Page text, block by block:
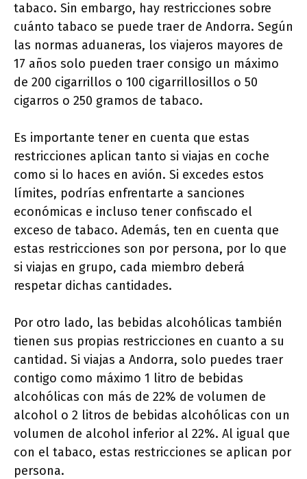
tabaco. Sin embargo, hay restricciones sobre
cuánto tabaco se puede traer de Andorra. Según
las normas aduaneras, los viajeros mayores de
17 años solo pueden traer consigo un máximo
de 200 cigarrillos o 100 cigarrillosillos o 50
cigarros o 250 gramos de tabaco.
Es importante tener en cuenta que estas
restricciones aplican tanto si viajas en coche
como si lo haces en avión. Si excedes estos
límites, podrías enfrentarte a sanciones
económicas e incluso tener confiscado el
exceso de tabaco. Además, ten en cuenta que
estas restricciones son por persona, por lo que
si viajas en grupo, cada miembro deberá
respetar dichas cantidades.
Por otro lado, las bebidas alcohólicas también
tienen sus propias restricciones en cuanto a su
cantidad. Si viajas a Andorra, solo puedes traer
contigo como máximo 1 litro de bebidas
alcohólicas con más de 22% de volumen de
alcohol o 2 litros de bebidas alcohólicas con un
volumen de alcohol inferior al 22%. Al igual que
con el tabaco, estas restricciones se aplican por
persona.